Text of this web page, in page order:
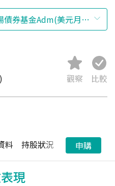
觀察 比較
料 持股狀況 配息狀況
申購
現